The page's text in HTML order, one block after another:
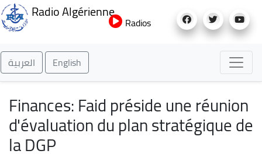
au
Radio Algérienne
Radios
العربية English
Finances: Faid préside une réunion
d'évaluation du plan stratégique de
la DGP